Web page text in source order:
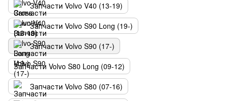
Запчасти Volvo V40 (13-19)
Запчасти Volvo S90 Long (19-)
Запчасти Volvo S90 (17-)
Запчасти Volvo S80 Long (09-12)
Запчасти Volvo S80 (07-16)